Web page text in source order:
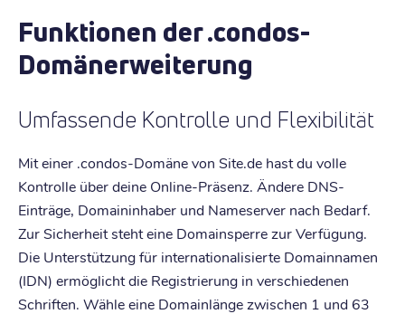
Funktionen der .condos-
Domänerweiterung
Umfassende Kontrolle und Flexibilität
Mit einer .condos-Domäne von Site.de hast du volle
Kontrolle über deine Online-Präsenz. Ändere DNS-
Einträge, Domaininhaber und Nameserver nach Bedarf.
Zur Sicherheit steht eine Domainsperre zur Verfügung.
Die Unterstützung für internationalisierte Domainnamen
(IDN) ermöglicht die Registrierung in verschiedenen
Schriften. Wähle eine Domainlänge zwischen 1 und 63